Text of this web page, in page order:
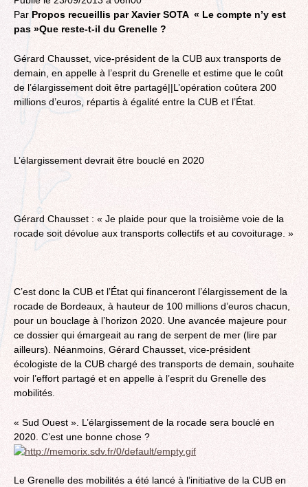
Par Propos recueillis par Xavier SOTA « Le compte n’y est
pas »Que reste-t-il du Grenelle ?
Gérard Chausset, vice-président de la CUB aux transports de
demain, en appelle à l’esprit du Grenelle et estime que le coût
de l’élargissement doit être partagé||L’opération coûtera 200
millions d’euros, répartis à égalité entre la CUB et l’État.
L’élargissement devrait être bouclé en 2020
Gérard Chausset : « Je plaide pour que la troisième voie de la
rocade soit dévolue aux transports collectifs et au covoiturage. »
C’est donc la CUB et l’État qui financeront l’élargissement de la
rocade de Bordeaux, à hauteur de 100 millions d’euros chacun,
pour un bouclage à l’horizon 2020. Une avancée majeure pour
ce dossier qui émargeait au rang de serpent de mer (lire par
ailleurs). Néanmoins, Gérard Chausset, vice-président
écologiste de la CUB chargé des transports de demain, souhaite
voir l’effort partagé et en appelle à l’esprit du Grenelle des
mobilités.
« Sud Ouest ». L’élargissement de la rocade sera bouclé en
2020. C’est une bonne chose ?
Le Grenelle des mobilités a été lancé à l’initiative de la CUB en